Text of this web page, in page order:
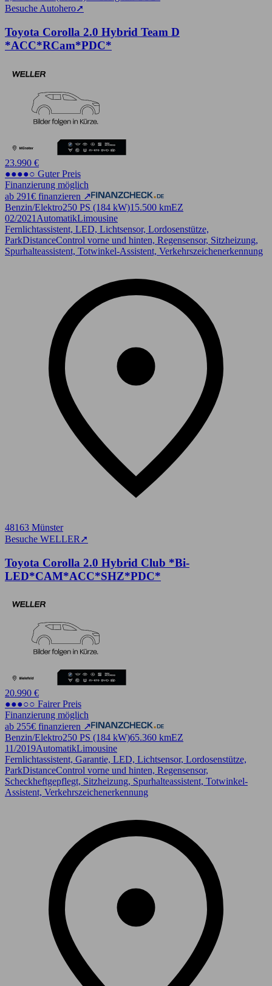
Besuche Autohero➚
Toyota Corolla 2.0 Hybrid Team D
*ACC*RCam*PDC*
23.990 €
●●●●○ Guter Preis
Finanzierung möglich
ab 291€ finanzieren ↗
Benzin/Elektro250 PS (184 kW)15.500 kmEZ
02/2021 AutomatikLimousine
Fernlichtassistent, LED, Lichtsensor, Lordosenstütze,
ParkDistanceControl vorne und hinten, Regensensor, Sitzheizung,
Spurhalteassistent, Totwinkel-Assistent, Verkehrszeichenerkennung
48163 Münster
Besuche WELLER ➚
Toyota Corolla 2.0 Hybrid Club *Bi-
LED*CAM*ACC*SHZ*PDC*
20.990 €
●●●○○ Fairer Preis
Finanzierung möglich
ab 255€ finanzieren ↗
Benzin/Elektro250 PS (184 kW)65.360 kmEZ
11/2019AutomatikLimousine
Fernlichtassistent, Garantie, LED, Lichtsensor, Lordosenstütze,
ParkDistanceControl vorne und hinten, Regensensor,
Scheckheftgepflegt, Sitzheizung, Spurhalteassistent, Totwinkel-
Assistent, Verkehrszeichenerkennung